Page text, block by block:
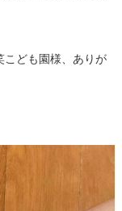
こども園様、ありが